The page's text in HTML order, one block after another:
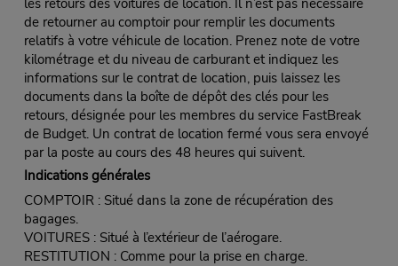
de retourner au comptoir pour remplir les documents
relatifs à votre véhicule de location. Prenez note de votre
kilométrage et du niveau de carburant et indiquez les
informations sur le contrat de location, puis laissez les
documents dans la boîte de dépôt des clés pour les
retours, désignée pour les membres du service FastBreak
de Budget. Un contrat de location fermé vous sera envoyé
par la poste au cours des 48 heures qui suivent.
Indications générales
COMPTOIR : Situé dans la zone de récupération des
bagages.
VOITURES : Situé à l’extérieur de l’aérogare.
RESTITUTION : Comme pour la prise en charge.